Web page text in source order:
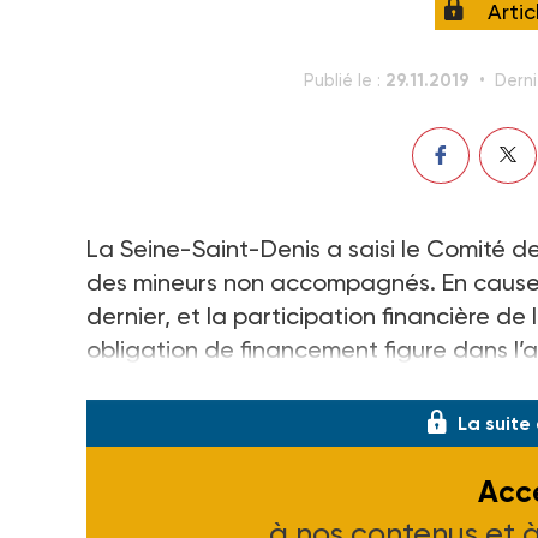
Publié le : 29.11.2019
La Seine-Saint-Denis a saisi le Comité
des mineurs non accompagnés. En
dernier, et la participation financière de
obligation de financement figure dans
La suite